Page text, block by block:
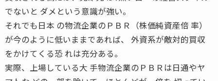
でないと ダメという意識が強い。
それでも日本 の物流企業のＰＢＲ（株価純資産倍 率）
が今のように低いままであれば、 外資系が敵対的買収
をかけてくる恐 れは充分ある。
実際、上場している大 手物流企業のＰＢＲは日通やヤ